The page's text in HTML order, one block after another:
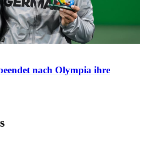
nach Olympia ihre